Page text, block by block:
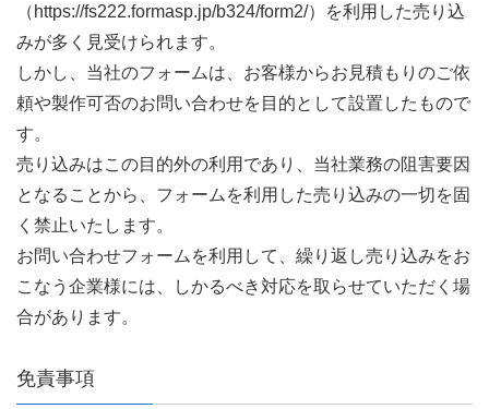
（https://fs222.formasp.jp/b324/form2/）を利用した売り込
みが多く見受けられます。
しかし、当社のフォームは、お客様からお見積もりのご依
頼や製作可否のお問い合わせを目的として設置したもので
す。
売り込みはこの目的外の利用であり、当社業務の阻害要因
となることから、フォームを利用した売り込みの一切を固
く禁止いたします。
お問い合わせフォームを利用して、繰り返し売り込みをお
こなう企業様には、しかるべき対応を取らせていただく場
合があります。
免責事項